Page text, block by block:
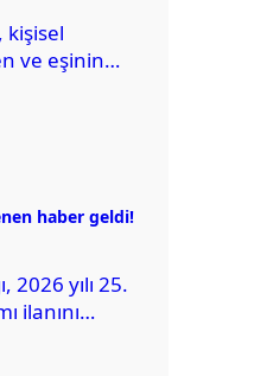
kişisel
ve eşinin
haber geldi!
2026 yılı 25.
ilanını
öğrenci